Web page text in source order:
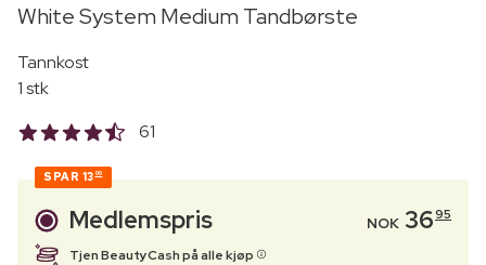
White System Medium Tandbørste
Tannkost
1 stk
61
SPAR 13 00
Medlemspris NOK 3695
Tjen BeautyCash på alle kjøp